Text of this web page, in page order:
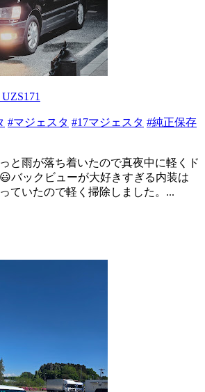
#マジェスタ #17マジェスタ #純正保存
と雨が落ち着いたので真夜中に軽くド
バックビューが大好きすぎる内装は
ていたので軽く掃除しました。...